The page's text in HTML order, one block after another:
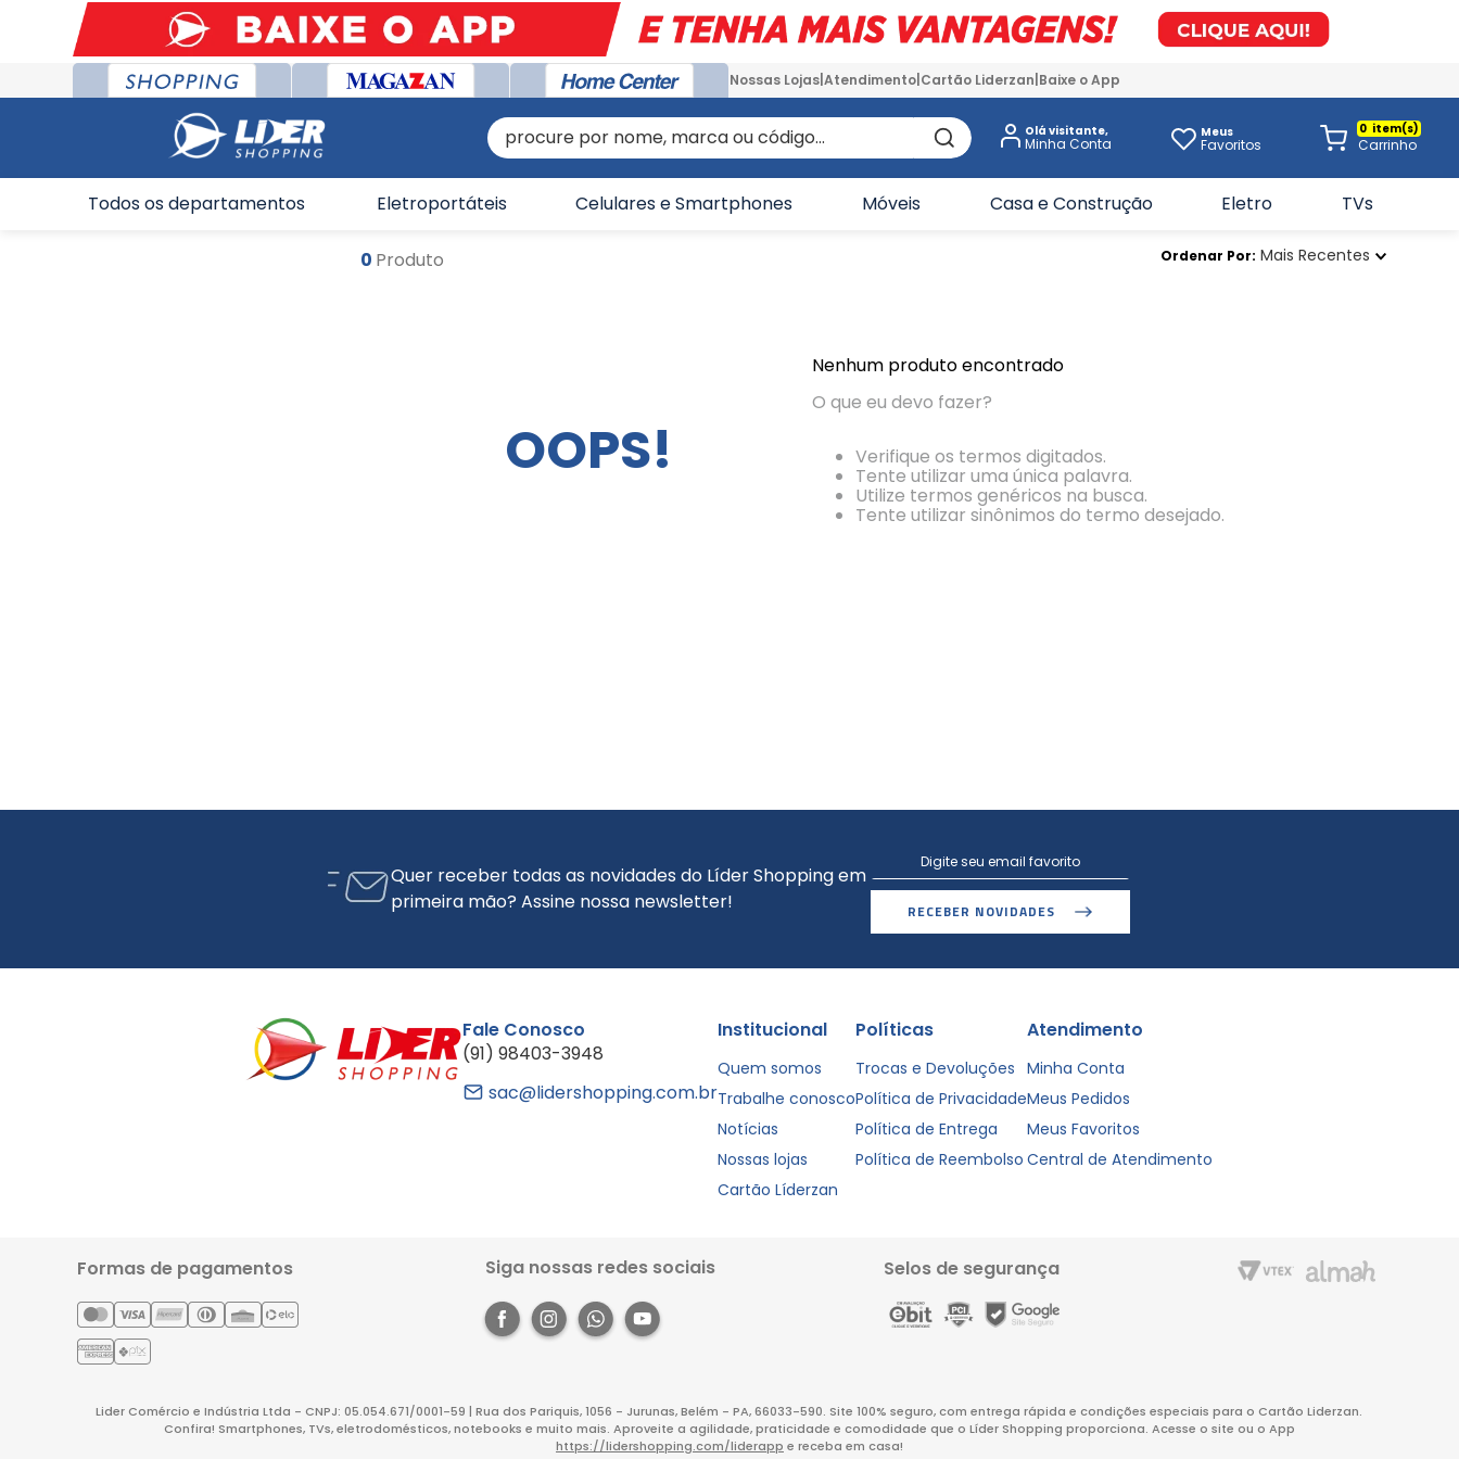
Nossas Lojas Atendimento Cartão Liderzan Baixe o App
procure por nome, marca ou código... Olá visitante, Meus
Favoritos
0
Todos os departamentos Eletroportáteis Celulares e Smartphones Móveis Casa e Construção Eletro TVs
0 Produto Ordenar Por Mais Recentes
OOPS!
Nenhum produto encontrado
O que eu devo fazer?
Verifique os termos digitados.
Tente utilizar uma única palavra.
Utilize termos genéricos na busca.
Tente utilizar sinônimos do termo desejado.
Quer receber todas as novidades do Líder Shopping em
primeira mão? Assine nossa newsletter!
RECEBER NOVIDADES
Fale Conosco
(91) 98403-3948
sac@lidershopping.com.br
Institucional
Quem somos
Trabalhe conosco
Notícias
Nossas lojas
Cartão Líderzan
Políticas
Trocas e Devoluções
Política de Privacidade
Política de Entrega
Política de Reembolso
Atendimento
Minha Conta
Meus Pedidos
Meus Favoritos
Central de Atendimento
Formas de pagamentos Siga nossas redes sociais Selos de segurança
Lider Comércio e Indústria Ltda - CNPJ: 05.054.671/0001-59 | Rua dos Pariquis, 1056 - Jurunas, Belém - PA, 66033-590. Site 100% seguro, com entrega rápida e condições especiais para o Cartão Liderzan.
Confira! Smartphones, TVs, eletrodomésticos, notebooks e muito mais. Aproveite a agilidade, praticidade e comodidade que o Líder Shopping proporciona. Acesse o site ou o App
https://lidershopping.com/liderapp e receba em casa!